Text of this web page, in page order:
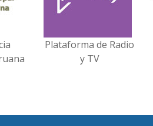
Plataforma de Radio
y TV